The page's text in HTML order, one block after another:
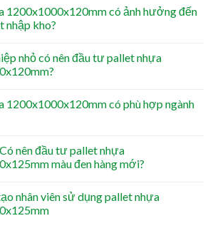
1200x1000x120mm có ảnh hưởng đến
nhập kho?
nhỏ có nên đầu tư pallet nhựa
1200x1000x120mm có phù hợp ngành
nên đầu tư pallet nhựa
màu đen hàng mới?
nhân viên sử dụng pallet nhựa